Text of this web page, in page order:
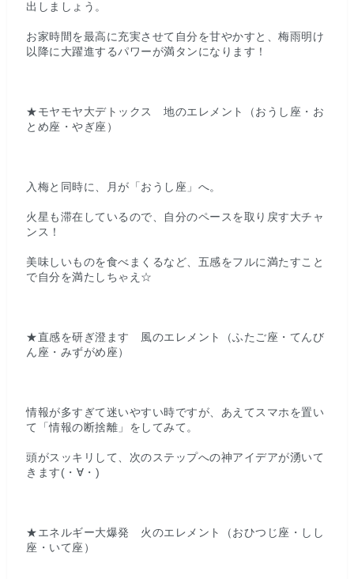
出しましょう。
お家時間を最高に充実させて自分を甘やかすと、梅雨明け
以降に大躍進するパワーが満タンになります！
★モヤモヤ大デトックス 地のエレメント（おうし座・お
とめ座・やぎ座）
入梅と同時に、月が「おうし座」へ。
火星も滞在しているので、自分のペースを取り戻す大チャ
ンス！
美味しいものを食べまくるなど、五感をフルに満たすこと
で自分を満たしちゃえ☆
★直感を研ぎ澄ます 風のエレメント（ふたご座・てんび
ん座・みずがめ座）
情報が多すぎて迷いやすい時ですが、あえてスマホを置い
て「情報の断捨離」をしてみて。
頭がスッキリして、次のステップへの神アイデアが湧いて
きます(・∀・)
★エネルギー大爆発 火のエレメント（おひつじ座・しし
座・いて座）